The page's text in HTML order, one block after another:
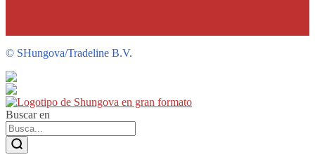
© SHungova/Tradeline B.V.
Buscar en